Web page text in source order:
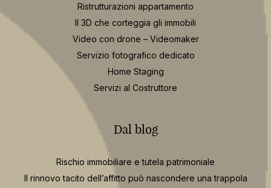
Ristrutturazioni appartamento
Il 3D che corteggia gli immobili
Video con drone – Videomaker
Servizio fotografico dedicato
Home Staging
Servizi al Costruttore
Dal blog
Rischio immobiliare e tutela patrimoniale
Il rinnovo tacito dell’affitto può nascondere una trappola